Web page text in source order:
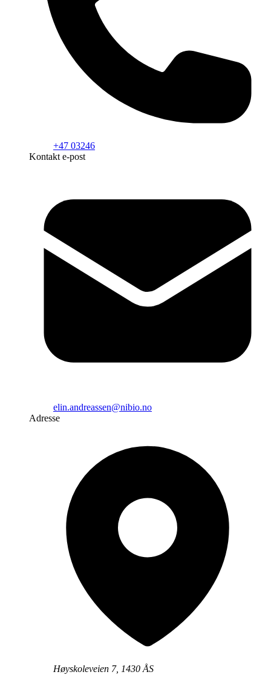
+47 03246
Kontakt e-post
elin.andreassen@nibio.no
Adresse
Høyskoleveien 7, 1430 ÅS